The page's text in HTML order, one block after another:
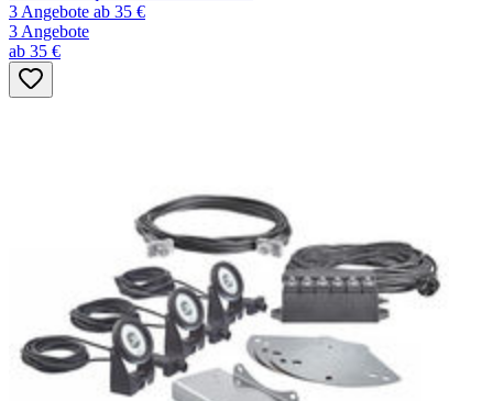
3 Angebote ab 35 €
3 Angebote
ab 35 €